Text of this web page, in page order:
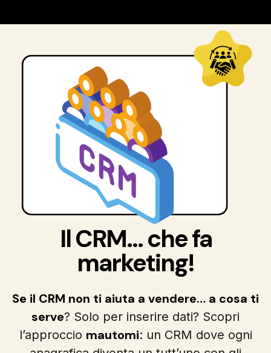
Il CRM... che fa
marketing!
Se il CRM non ti aiuta a vendere… a cosa ti
serve? Solo per inserire dati? Scopri
l’approccio mautomi: un CRM dove ogni